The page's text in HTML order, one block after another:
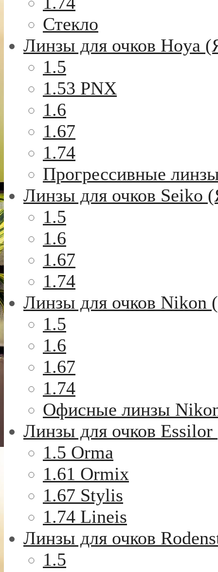
Стекло
Линзы для очков Hoya
1.5
1.53 PNX
1.6
1.67
1.74
Прогрессивные
Линзы для очков Seiko
1.5
1.6
1.67
1.74
Линзы для очков Nikon
1.5
1.6
1.67
1.74
Офисные линзы
Линзы для очков
1.5 Orma
1.61 Ormix
1.67 Stylis
1.74 Lineis
Линзы для очков
1.5